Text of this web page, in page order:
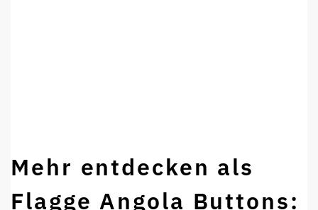
Mehr entdecken als
Flagge Angola Buttons: